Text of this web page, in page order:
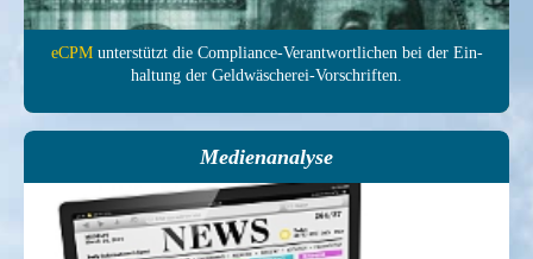
eCPMunter­stützt die Com­pliance-Ver­antwort­lichen bei der Ein­
haltung der Geld­wäscherei-Vor­schrif­ten.
Medienanalyse